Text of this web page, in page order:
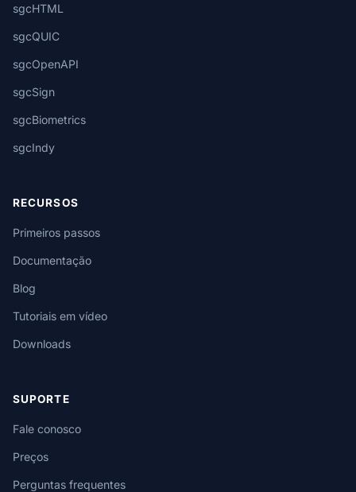
sgcHTML
sgcQUIC
sgcOpenAPI
sgcSign
sgcBiometrics
sgcIndy
RECURSOS
Primeiros passos
Documentação
Blog
Tutoriais em vídeo
Downloads
SUPORTE
Fale conosco
Preços
Perguntas frequentes